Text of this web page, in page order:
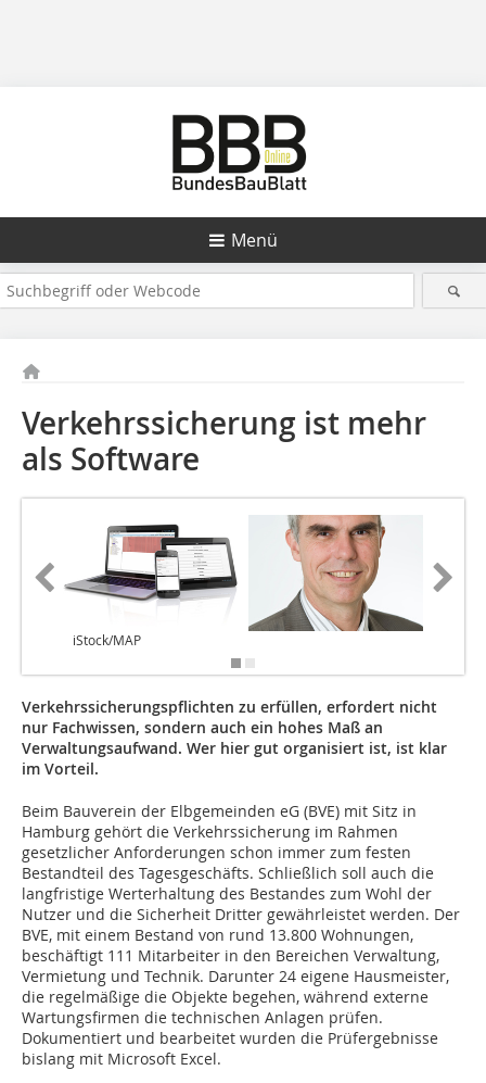
Menü
Verkehrssicherung ist mehr
als Software
iStock/MAP
Verkehrssicherungspflichten zu erfüllen, erfordert nicht
nur Fachwissen, sondern auch ein hohes Maß an
Verwaltungsaufwand. Wer hier gut organisiert ist, ist klar
im Vorteil.
Beim Bauverein der Elbgemeinden eG (BVE) mit Sitz in
Hamburg gehört die Verkehrssicherung im Rahmen
gesetzlicher Anforderungen schon immer zum festen
Bestandteil des Tagesgeschäfts. Schließlich soll auch die
langfristige Werterhaltung des Bestandes zum Wohl der
Nutzer und die Sicherheit Dritter gewährleistet werden. Der
BVE, mit einem Bestand von rund 13.800 Wohnungen,
beschäftigt 111 Mitarbeiter in den Bereichen Verwaltung,
Vermietung und Technik. Darunter 24 eigene Hausmeister,
die regelmäßige die Objekte begehen, während externe
Wartungsfirmen die technischen Anlagen prüfen.
Dokumentiert und bearbeitet wurden die Prüfergebnisse
bislang mit Microsoft Excel.